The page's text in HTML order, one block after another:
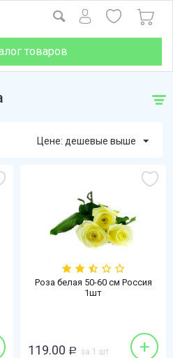
товаров
Цене: дешевые выше
Роза белая 50-60 см Россия
1шт
119.00 Р за 1 шт +